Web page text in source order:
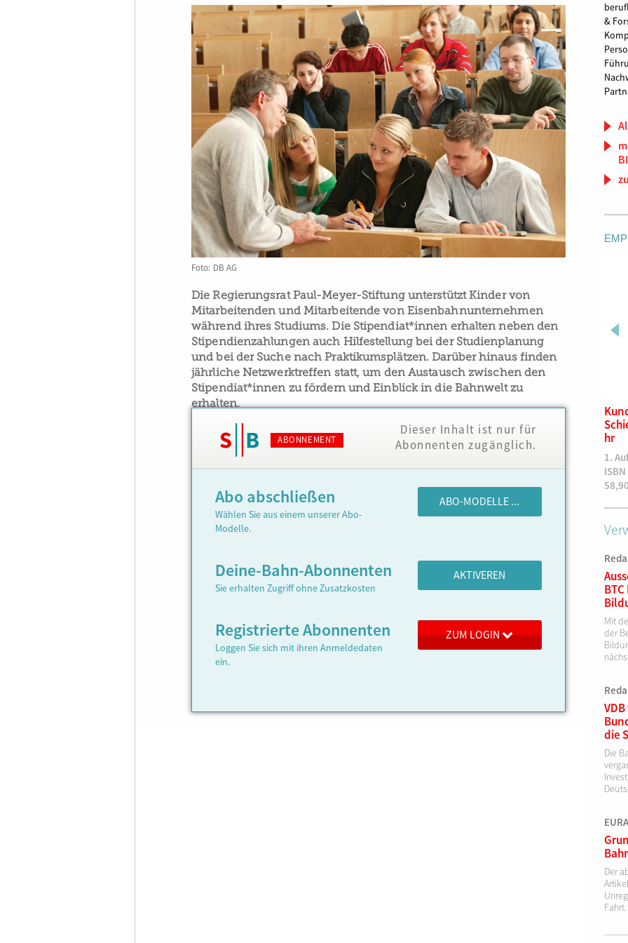
Foto: DB AG
Die Regierungsrat Paul-Meyer-Stiftung unterstützt Kinder von
Mitarbeitenden und Mitarbeitende von Eisenbahnunternehmen
während ihres Studiums. Die Stipendiat*innen erhalten neben den
Stipendienzahlungen auch Hilfestellung bei der Studienplanung
und bei der Suche nach Praktikumsplätzen. Darüber hinaus finden
jährliche Netzwerktreffen statt, um den Austausch zwischen den
Stipendiat*innen zu fördern und Einblick in die Bahnwelt zu
erhalten.
ABONNEMENT
Dieser Inhalt ist nur für
Abonnenten zugänglich.
Abo abschließen
Wählen Sie aus einem unserer Abo-
Modelle.
ABO-MODELLE ...
Deine-Bahn-Abonnenten
Sie erhalten Zugriff ohne Zusatzkosten
AKTIVEREN
Registrierte Abonnenten
Loggen Sie sich mit ihren Anmeldedaten
ein.
ZUM LOGIN
&
Kompetenzen im
Bahnbetrieb.
Eisenbahninfrastrukturunter
nehmen, 1. Auflage
1. Auflage
ISBN 978-3-943214-55-0
44,90€
hr
1.
58,90
Mit
der
die
Die
Der
Fahrt.